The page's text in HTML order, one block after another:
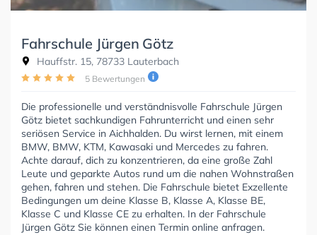
Fahrschule Jürgen Götz
Hauffstr. 15, 78733 Lauterbach
5 Bewertungen
Die professionelle und verständnisvolle Fahrschule Jürgen
Götz bietet sachkundigen Fahrunterricht und einen sehr
seriösen Service in Aichhalden. Du wirst lernen, mit einem
BMW, BMW, KTM, Kawasaki und Mercedes zu fahren.
Achte darauf, dich zu konzentrieren, da eine große Zahl
Leute und geparkte Autos rund um die nahen Wohnstraßen
gehen, fahren und stehen. Die Fahrschule bietet Exzellente
Bedingungen um deine Klasse B, Klasse A, Klasse BE,
Klasse C und Klasse CE zu erhalten. In der Fahrschule
Jürgen Götz Sie können einen Termin online anfragen.